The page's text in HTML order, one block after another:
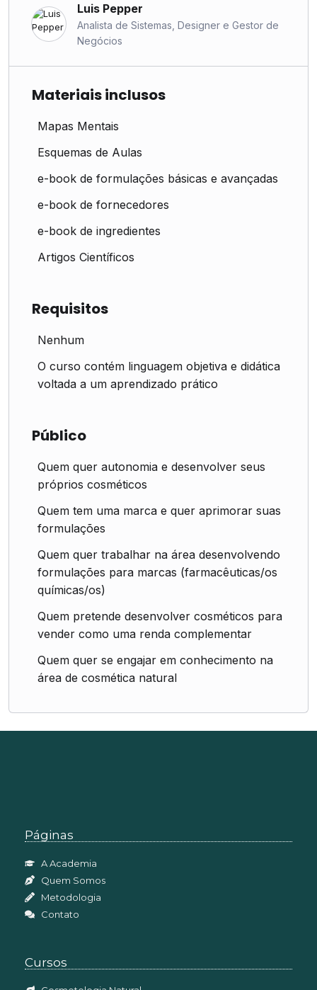
Luis Pepper
Analista de Sistemas, Designer e Gestor de
Negócios
Materiais inclusos
Mapas Mentais
Esquemas de Aulas
e-book de formulações básicas e avançadas
e-book de fornecedores
e-book de ingredientes
Artigos Científicos
Requisitos
Nenhum
O curso contém linguagem objetiva e didática
voltada a um aprendizado prático
Público
Quem quer autonomia e desenvolver seus
próprios cosméticos
Quem tem uma marca e quer aprimorar suas
formulações
Quem quer trabalhar na área desenvolvendo
formulações para marcas (farmacêuticas/os
químicas/os)
Quem pretende desenvolver cosméticos para
vender como uma renda complementar
Quem quer se engajar em conhecimento na
área de cosmética natural
Páginas
A Academia
Quem Somos
Metodologia
Contato
Cursos